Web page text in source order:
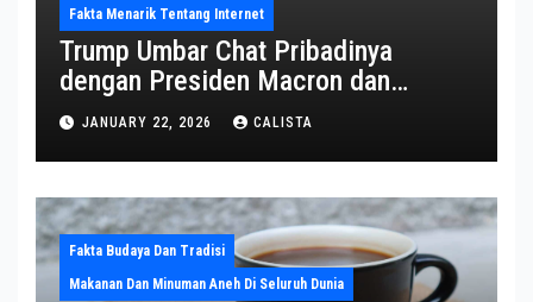
Fakta Menarik Tentang Internet
Trump Umbar Chat Pribadinya
dengan Presiden Macron dan
Sekjen NATO ke Medsos, Bahas Isu
Greenland
JANUARY 22, 2026 CALISTA
Fakta Budaya Dan Tradisi
Makanan Dan Minuman Aneh Di Seluruh Dunia